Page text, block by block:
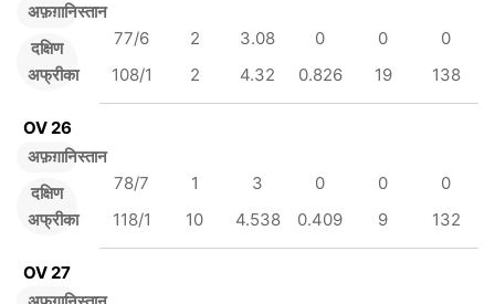
अफ़ग़ानिस्तान
दक्षिण
अफ्रीका
77/6 2 3.08 0 0
0
108/1
2 4.32 0.826 19 138
OV 26
अफ़ग़ानिस्तान
दक्षिण
अफ्रीका
78/7 1 3 0 0
0
118/1
10 4.538 0.409 9 132
OV 27